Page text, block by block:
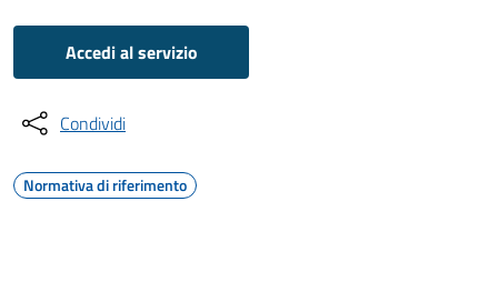
Accedi al servizio
Condividi
Normativa di riferimento